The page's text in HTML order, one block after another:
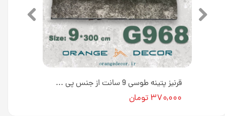
قرنیز پتینه طوسی 9 سانت از جنس پی وی سی کد G968 [انبار تهران]
۳۷۰,۰۰۰ تومان